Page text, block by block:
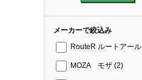
メーカーで絞込み
RouteR ルートアール
MOZA モザ (2)